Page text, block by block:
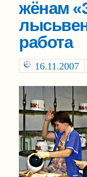
жёнам
работа
16.11.2007